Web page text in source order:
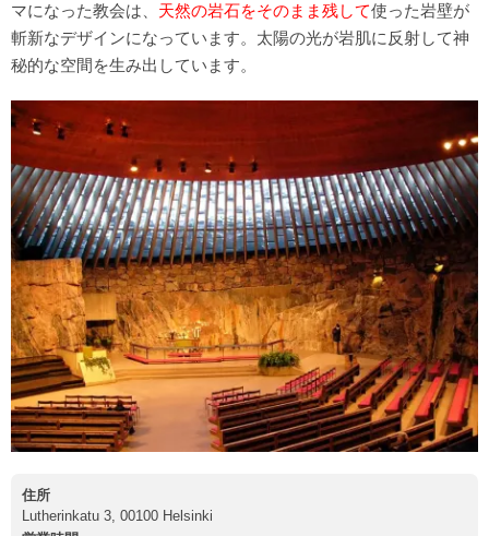
マになった教会は、 天然の岩石をそのまま残して使った岩壁が
斬新なデザインになっています。太陽の光が岩肌に反射して神
秘的な空間を生み出しています。
住所
Lutherinkatu 3, 00100 Helsinki